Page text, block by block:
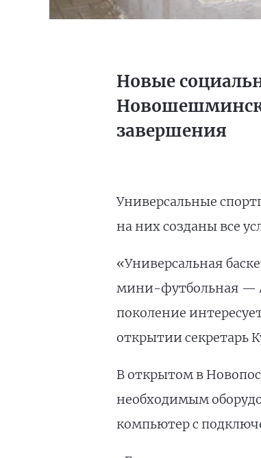
Новые
завершения
Универсальные
на них созданы все
«Универсальная
мини-футбольная —
поколение
открытии секретарь
В открытом в
необходимым
компьютер с